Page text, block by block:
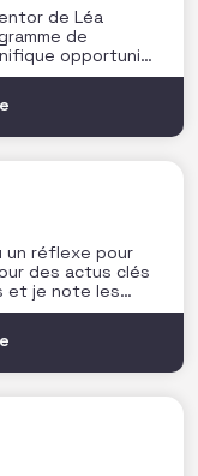
de Léa
de
opportunité
jeune femme
de mon
un réflexe pour
des actus clés
et je note les
C’est très
Un vrai plus